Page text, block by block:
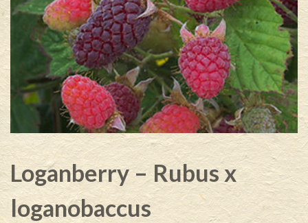
Loganberry – Rubus x
loganobaccus